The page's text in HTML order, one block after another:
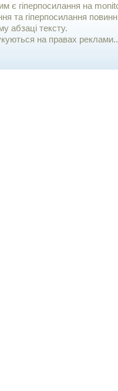
є гiперпосилання на
та гіперпосилання
абзаці тексту.
на правах реклами..